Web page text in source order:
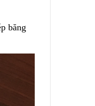
băng